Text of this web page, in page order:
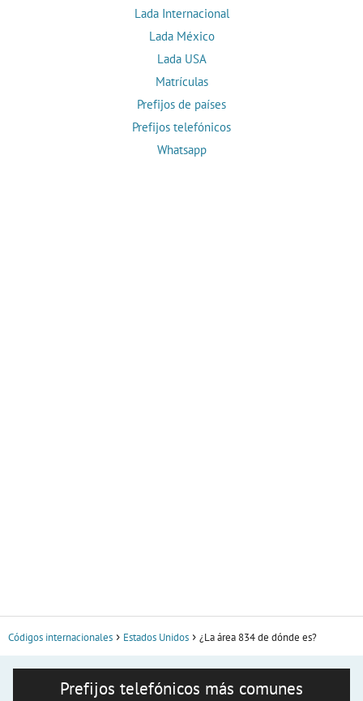
Lada Internacional
Lada México
Lada USA
Matrículas
Prefijos de países
Prefijos telefónicos
Whatsapp
Códigos internacionales Estados Unidos ¿La área 834 de dónde es?
Prefijos telefónicos más comunes